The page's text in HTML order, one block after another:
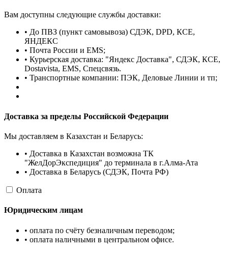
Вам доступны следующие службы доставки:
• До ПВЗ (пункт самовывоза) СДЭК, DPD, КСЕ,
ЯНДЕКС
• Почта России и EMS;
• Курьерская доставка: "Яндекс Доставка", СДЭК, КСЕ,
Dostavista, EMS, Спецсвязь.
• Транспортные компании: ПЭК, Деловые Линии и тп;
Доставка за пределы Российской Федерации
Мы доставляем в Казахстан и Беларусь:
• Доставка в Казахстан возможна ТК
"ЖелДорЭкспедиция" до терминала в г.Алма-Ата
• Доставка в Беларусь (СДЭК, Почта РФ)
Оплата
Юридическим лицам
• оплата по счёту безналичным переводом;
• оплата наличными в центральном офисе.